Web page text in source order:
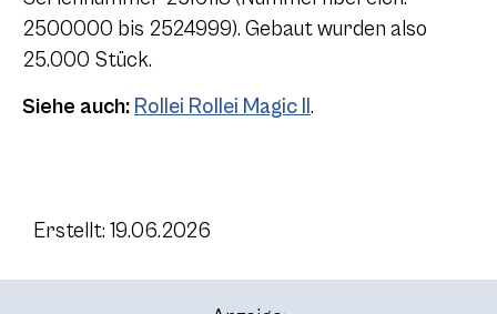
2500000 bis 2524999). Gebaut wurden also
25.000 Stück.
Siehe auch: Rollei Rollei Magic II .
Erstellt: 19.06.2026